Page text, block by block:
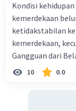
Mery S
10 April 2024
C.
Beri Rating
menggunakan
Hal ini
rakyat, baik
Dewantara
Dasar Belanda)
(Sekolah Dokter
Kondisi
kemerdekaan
ketidakstabilan
kemerdekaan,
Gangguan dari
Munculnya
bentrokan antar
10 0.0